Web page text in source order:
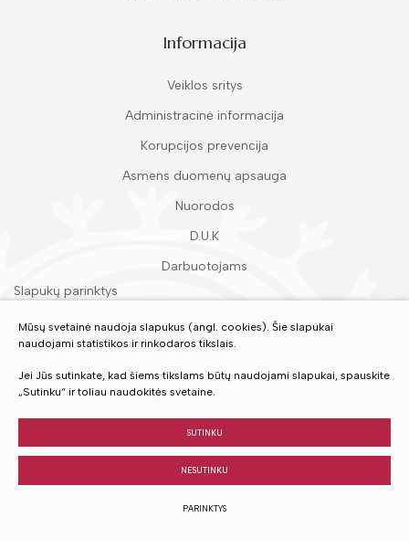
Informacija
Veiklos sritys
Administracinė informacija
Korupcijos prevencija
Asmens duomenų apsauga
Nuorodos
D.U.K
Darbuotojams
Slapukų parinktys
Įvertinkite mūsų paslaugas
Mūsų svetainė naudoja slapukus (angl. cookies). Šie slapukai
naudojami statistikos ir rinkodaros tikslais.
Jei Jūs sutinkate, kad šiems tikslams būtų naudojami slapukai, spauskite
„Sutinku“ ir toliau naudokitės svetaine.
SUTINKU
NESUTINKU
PARINKTYS